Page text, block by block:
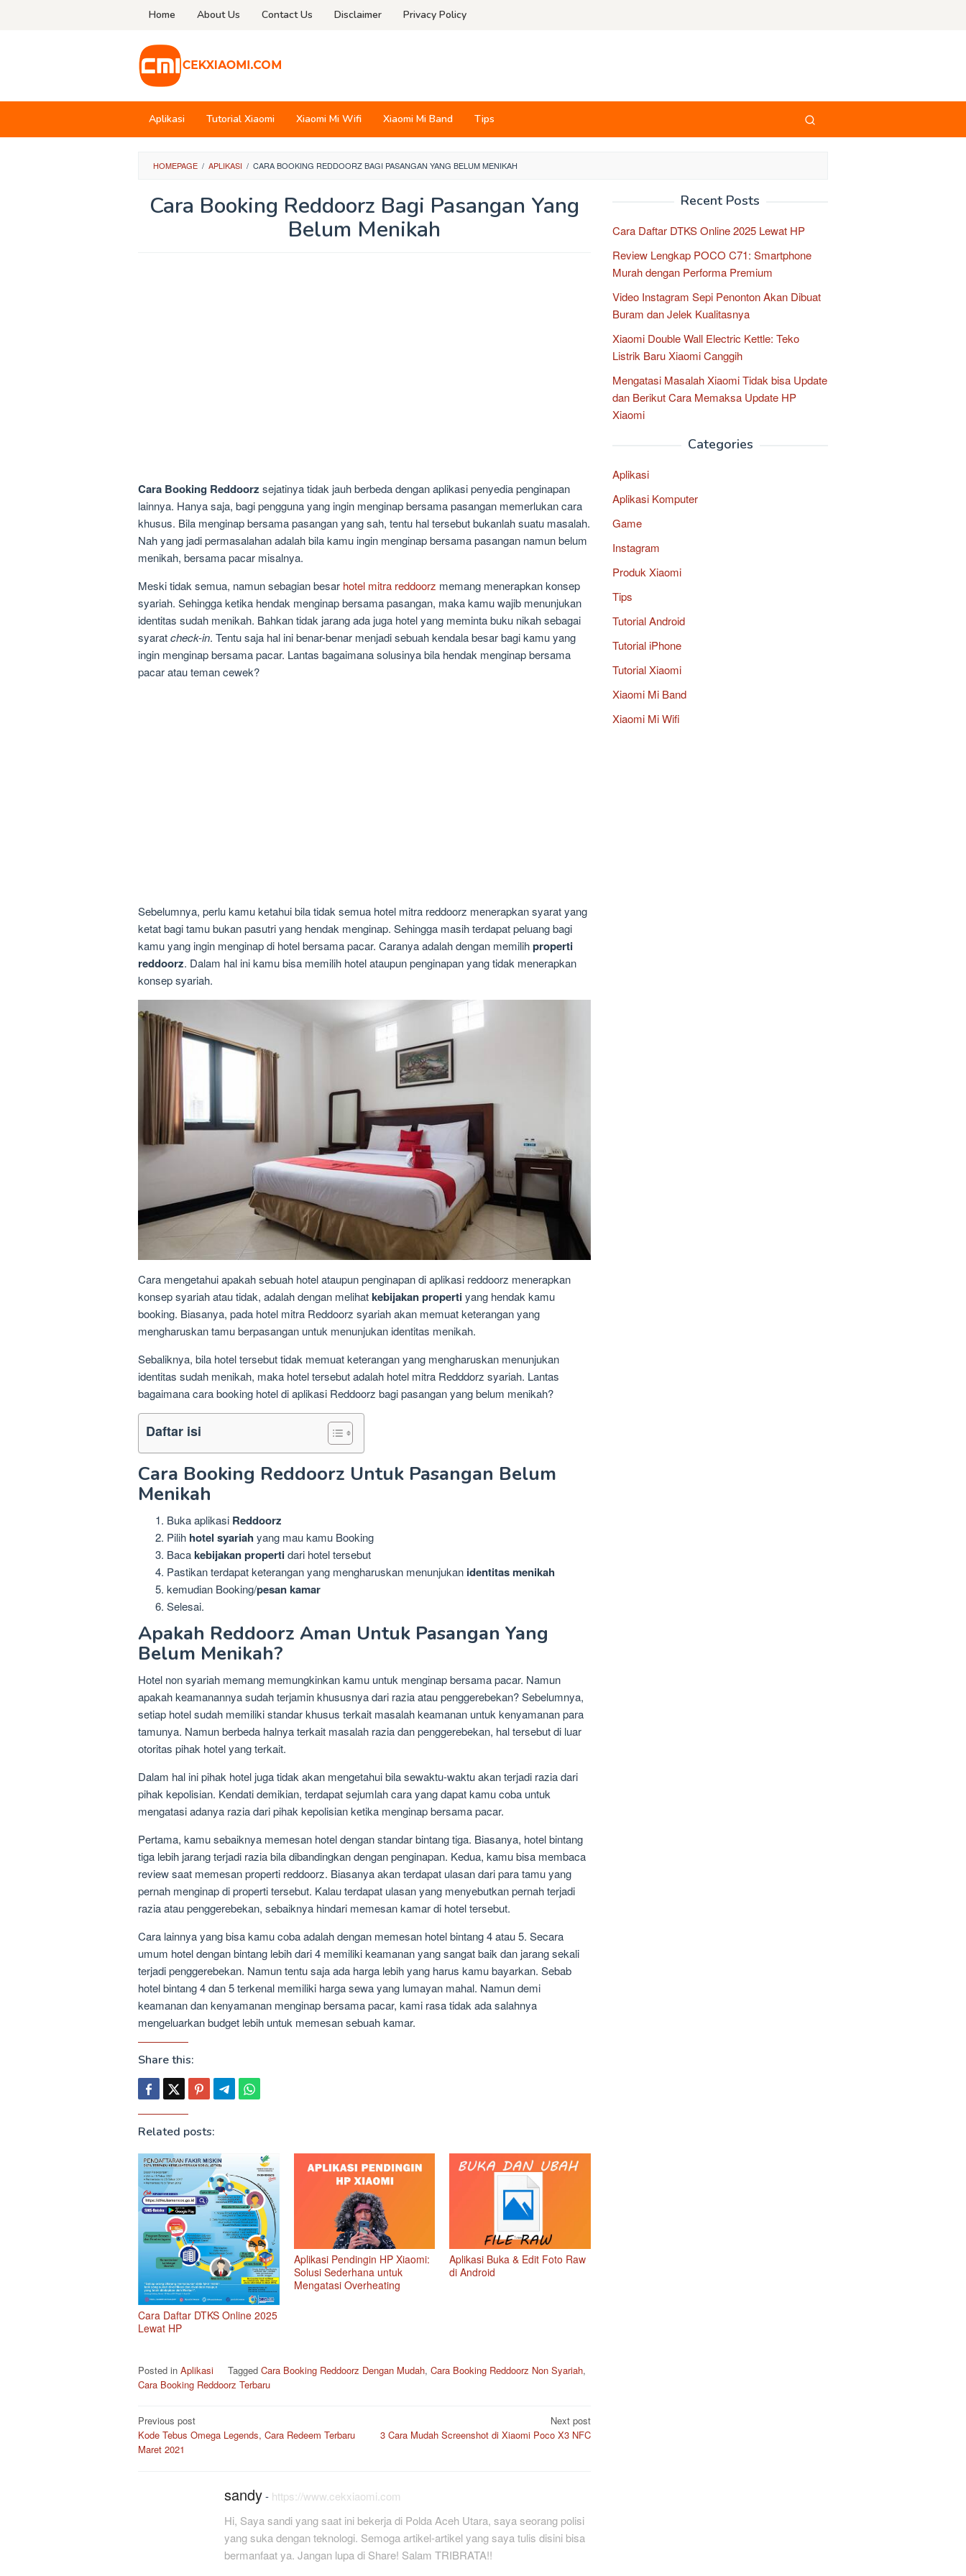
Home About Us Contact Us Disclaimer Privacy Policy
Aplikasi Tutorial Xiaomi Xiaomi Mi Wifi Xiaomi Mi Band Tips
HOMEPAGE / APLIKASI / CARA BOOKING REDDOORZ BAGI PASANGAN YANG BELUM MENIKAH
Cara Booking Reddoorz Bagi Pasangan Yang
Belum Menikah
Cara Booking Reddoorz sejatinya tidak jauh berbeda dengan aplikasi penyedia penginapan
lainnya. Hanya saja, bagi pengguna yang ingin menginap bersama pasangan memerlukan cara
khusus. Bila menginap bersama pasangan yang sah, tentu hal tersebut bukanlah suatu masalah.
Nah yang jadi permasalahan adalah bila kamu ingin menginap bersama pasangan namun belum
menikah, bersama pacar misalnya.
Meski tidak semua, namun sebagian besar hotel mitra reddoorz memang menerapkan konsep
syariah. Sehingga ketika hendak menginap bersama pasangan, maka kamu wajib menunjukan
identitas sudah menikah. Bahkan tidak jarang ada juga hotel yang meminta buku nikah sebagai
syaratcheck-in. Tentu saja hal ini benar-benar menjadi sebuah kendala besar bagi kamu yang
ingin menginap bersama pacar. Lantas bagaimana solusinya bila hendak menginap bersama
pacar atau teman cewek?
Sebelumnya, perlu kamu ketahui bila tidak semua hotel mitra reddoorz menerapkan syarat yang
ketat bagi tamu bukan pasutri yang hendak menginap. Sehingga masih terdapat peluang bagi
kamu yang ingin menginap di hotel bersama pacar. Caranya adalah dengan memilihproperti
reddoorz. Dalam hal ini kamu bisa memilih hotel ataupun penginapan yang tidak menerapkan
konsep syariah.
Cara mengetahui apakah sebuah hotel ataupun penginapan di aplikasi reddoorz menerapkan
konsep syariah atau tidak, adalah dengan melihatkebijakan propertiyang hendak kamu
booking. Biasanya, pada hotel mitra Reddoorz syariah akan memuat keterangan yang
mengharuskan tamu berpasangan untuk menunjukan identitas menikah.
Sebaliknya, bila hotel tersebut tidak memuat keterangan yang mengharuskan menunjukan
identitas sudah menikah, maka hotel tersebut adalah hotel mitra Redddorz syariah. Lantas
bagaimana cara booking hotel di aplikasi Reddoorz bagi pasangan yang belum menikah?
Daftar isi
Cara Booking Reddoorz Untuk Pasangan Belum
Menikah
Buka aplikasi Reddoorz
Pilih hotel syariah yang mau kamu Booking
Bacakebijakan propertidari hotel tersebut
Pastikan terdapat keterangan yang mengharuskan menunjukan identitas menikah
kemudian Booking/pesan kamar
Selesai.
Apakah Reddoorz Aman Untuk Pasangan Yang
Belum Menikah?
Hotel non syariah memang memungkinkan kamu untuk menginap bersama pacar. Namun
apakah keamanannya sudah terjamin khususnya dari razia atau penggerebekan? Sebelumnya,
setiap hotel sudah memiliki standar khusus terkait masalah keamanan untuk kenyamanan para
tamunya. Namun berbeda halnya terkait masalah razia dan penggerebekan, hal tersebut di luar
otoritas pihak hotel yang terkait.
Dalam hal ini pihak hotel juga tidak akan mengetahui bila sewaktu-waktu akan terjadi razia dari
pihak kepolisian. Kendati demikian, terdapat sejumlah cara yang dapat kamu coba untuk
mengatasi adanya razia dari pihak kepolisian ketika menginap bersama pacar.
Pertama, kamu sebaiknya memesan hotel dengan standar bintang tiga. Biasanya, hotel bintang
tiga lebih jarang terjadi razia bila dibandingkan dengan penginapan. Kedua, kamu bisa membaca
review saat memesan properti reddoorz. Biasanya akan terdapat ulasan dari para tamu yang
pernah menginap di properti tersebut. Kalau terdapat ulasan yang menyebutkan pernah terjadi
razia atau penggerebekan, sebaiknya hindari memesan kamar di hotel tersebut.
Cara lainnya yang bisa kamu coba adalah dengan memesan hotel bintang 4 atau 5. Secara
umum hotel dengan bintang lebih dari 4 memiliki keamanan yang sangat baik dan jarang sekali
terjadi penggerebekan. Namun tentu saja ada harga lebih yang harus kamu bayarkan. Sebab
hotel bintang 4 dan 5 terkenal memiliki harga sewa yang lumayan mahal. Namun demi
keamanan dan kenyamanan menginap bersama pacar, kami rasa tidak ada salahnya
mengeluarkan budget lebih untuk memesan sebuah kamar.
Share this:
Related posts:
Cara Daftar DTKS Online 2025
Lewat HP
Aplikasi Pendingin HP Xiaomi:
Solusi Sederhana untuk
Mengatasi Overheating
Aplikasi Buka & Edit Foto Raw
di Android
Posted in Aplikasi Tagged Cara Booking Reddoorz Dengan Mudah, Cara Booking Reddoorz Non Syariah,
Cara Booking Reddoorz Terbaru
Post
navigation
Previous post
Kode Tebus Omega Legends, Cara Redeem Terbaru
Maret 2021
Next post
3 Cara Mudah Screenshot di Xiaomi Poco X3 NFC
sandy- https://www.cekxiaomi.com
Hi, Saya sandi yang saat ini bekerja di Polda Aceh Utara, saya seorang polisi
yang suka dengan teknologi. Semoga artikel-artikel yang saya tulis disini bisa
bermanfaat ya. Jangan lupa di Share! Salam TRIBRATA!!
Recent Posts
Cara Daftar DTKS Online 2025 Lewat HP
Review Lengkap POCO C71: Smartphone
Murah dengan Performa Premium
Video Instagram Sepi Penonton Akan Dibuat
Buram dan Jelek Kualitasnya
Xiaomi Double Wall Electric Kettle: Teko
Listrik Baru Xiaomi Canggih
Mengatasi Masalah Xiaomi Tidak bisa Update
dan Berikut Cara Memaksa Update HP
Xiaomi
Categories
Aplikasi
Aplikasi Komputer
Game
Instagram
Produk Xiaomi
Tips
Tutorial Android
Tutorial iPhone
Tutorial Xiaomi
Xiaomi Mi Band
Xiaomi Mi Wifi